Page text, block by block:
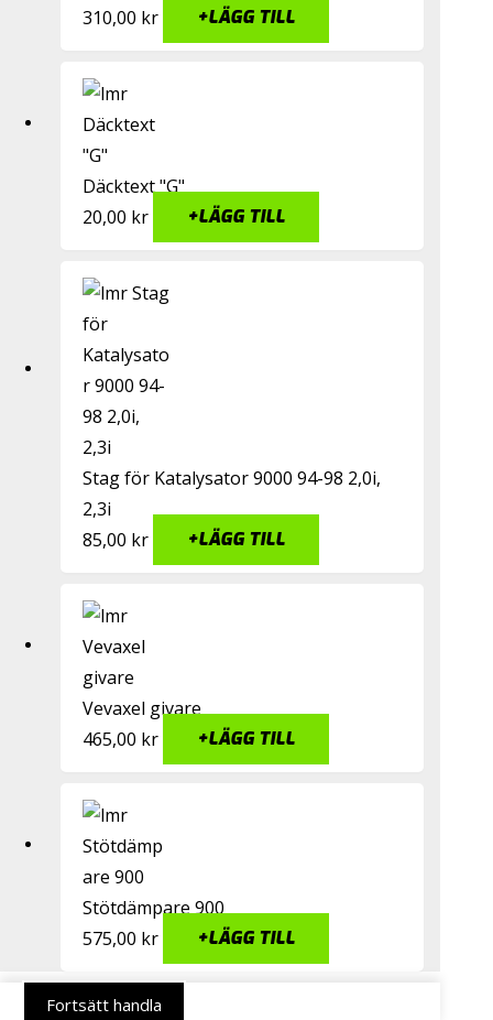
310,00 kr +LÄGG TILL
Däcktext "G"
20,00 kr +LÄGG TILL
Stag för Katalysator 9000 94-98 2,0i,
2,3i
85,00 kr +LÄGG TILL
Vevaxel givare
465,00 kr +LÄGG TILL
Stötdämpare 900
575,00 kr +LÄGG TILL
Fortsätt handla